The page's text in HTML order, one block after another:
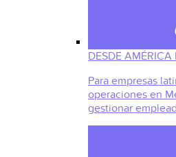
DESDE
Para empresas
operaciones en
gestionar